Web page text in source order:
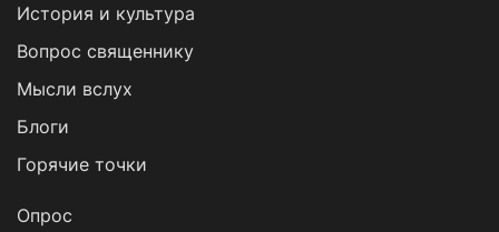
История и культура
Вопрос священнику
Мысли вслух
Блоги
Горячие точки
Опрос